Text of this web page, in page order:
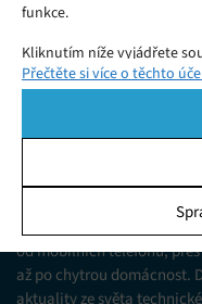
funkce.
Kliknutím níže vyjádřete
podrobnější rozhodnutí.
pomocí přepínačů v
Spravovat souhlas ve
Ukládání a/nebo přístup
publiku prostřednictvím
různých zdrojů.
Přečtěte si více o těchto
Jsme web zajímající se o
od mobilních telefonů,
až po chytrou domácnost.
aktuality ze světa